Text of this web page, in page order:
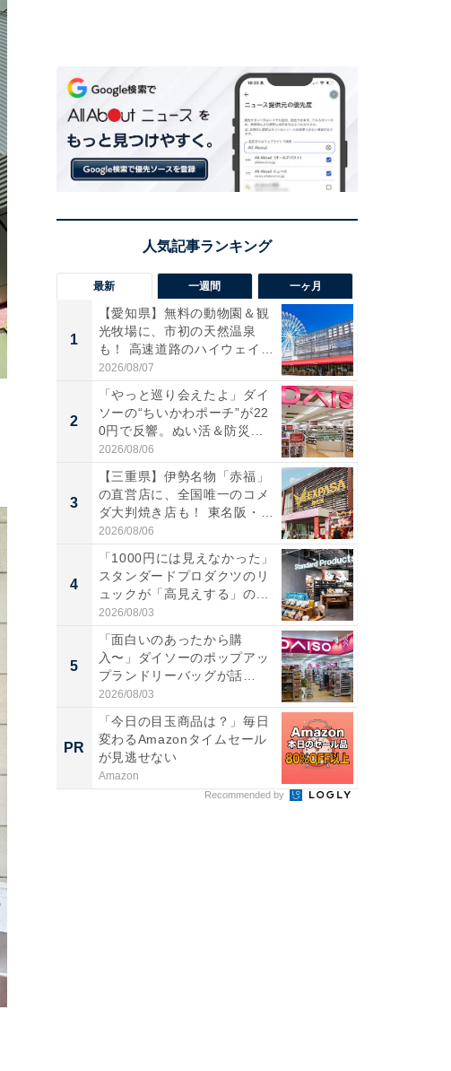
最新 一週間 一ヶ月
1
【愛知県】無料の動物園＆観
光牧場に、市初の天然温泉
も！ 高速道路のハイウェイオ
ア...
2026/08/07
2
「やっと巡り会えたよ」ダイ
ソーの“ちいかわポーチ”が22
0円で反響。ぬい活＆防災...
2026/08/06
3
【三重県】伊勢名物「赤福」
の直営店に、全国唯一のコメ
ダ大判焼き店も！ 東名阪・
伊...
2026/08/06
4
「1000円には見えなかった」
スタンダードプロダクツのリ
ュックが「高見えする」の...
2026/08/03
5
「面白いのあったから購
入〜」ダイソーのポップアッ
プランドリーバッグが話
題。“さま...
2026/08/03
PR
「今日の目玉商品は？」毎日
変わるAmazonタイムセール
が見逃せない
Amazon
Recommended by